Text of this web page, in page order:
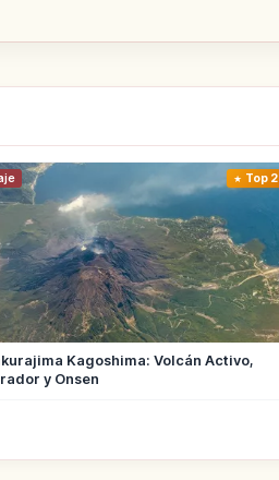
Top 2
Kagoshima: Volcán Activo,
y Onsen